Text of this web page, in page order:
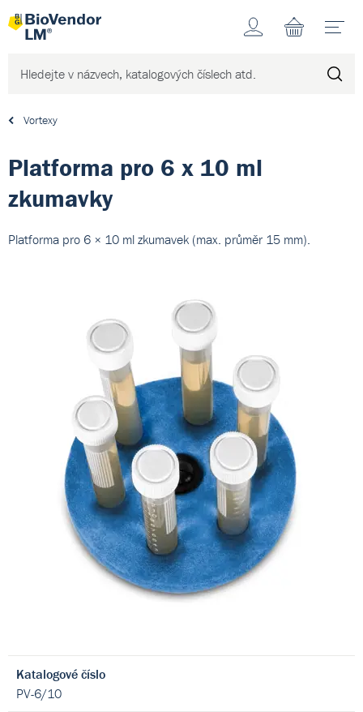
Účet
Vortexy
Platforma pro 6 x 10 ml
zkumavky
Platforma pro 6 × 10 ml zkumavek (max. průměr 15 mm).
Katalogové číslo
PV-6/10